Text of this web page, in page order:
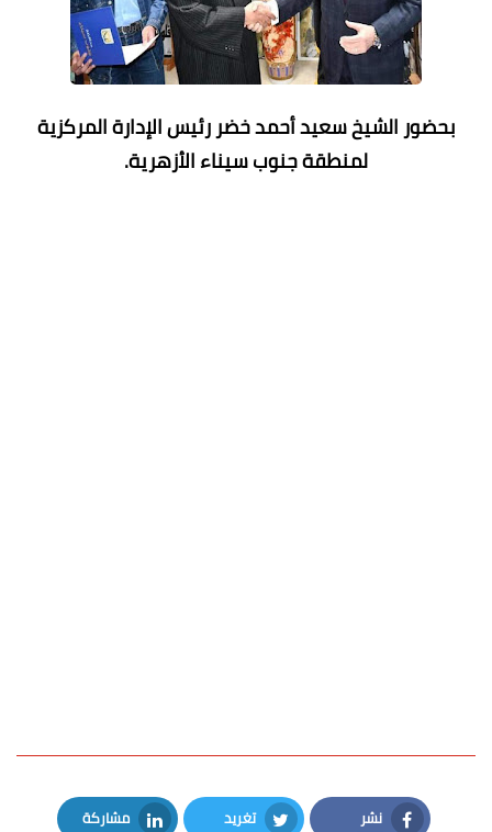
بحضور الشيخ سعيد أحمد خضر رئيس الإدارة المركزية
لمنطقة جنوب سيناء الأزهرية.
نشر تغريد مشاركة